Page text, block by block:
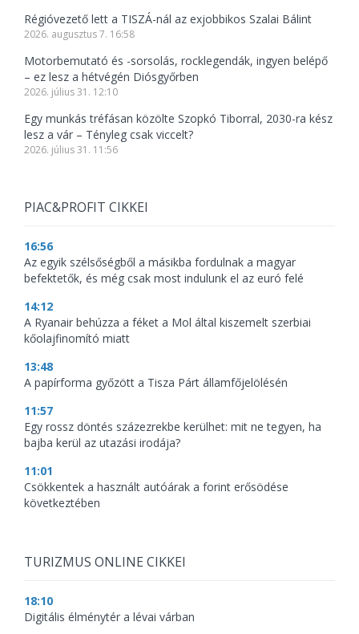
Régióvezető lett a TISZÁ-nál az exjobbikos Szalai Bálint
2026. augusztus 7. 16:58
Motorbemutató és -sorsolás, rocklegendák, ingyen belépő
– ez lesz a hétvégén Diósgyőrben
2026. július 31. 12:10
Egy munkás tréfásan közölte Szopkó Tiborral, 2030-ra kész
lesz a vár – Tényleg csak viccelt?
2026. július 31. 11:56
PIAC&PROFIT CIKKEI
16:56
Az egyik szélsőségből a másikba fordulnak a magyar
befektetők, és még csak most indulunk el az euró felé
14:12
A Ryanair behúzza a féket a Mol által kiszemelt szerbiai
kőolajfinomító miatt
13:48
A papírforma győzött a Tisza Párt államfőjelölésén
11:57
Egy rossz döntés százezrekbe kerülhet: mit ne tegyen, ha
bajba kerül az utazási irodája?
11:01
Csökkentek a használt autóárak a forint erősödése
következtében
TURIZMUS ONLINE CIKKEI
18:10
Digitális élménytér a lévai várban